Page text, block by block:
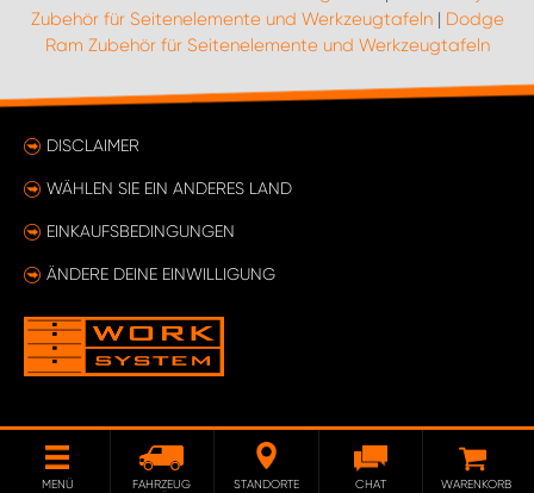
Zubehör für Seitenelemente und Werkzeugtafeln| Dodge
Ram Zubehör für Seitenelemente und Werkzeugtafeln
DISCLAIMER
WÄHLEN SIE EIN ANDERES LAND
EINKAUFSBEDINGUNGEN
ÄNDERE DEINE EINWILLIGUNG
MENÜ
FAHRZEUG
STANDORTE CHAT WARENKORB